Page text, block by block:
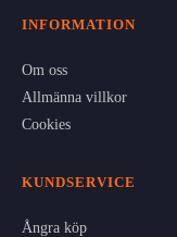
INFORMATION
Om oss
Allmänna villkor
Cookies
KUNDSERVICE
Ångra köp